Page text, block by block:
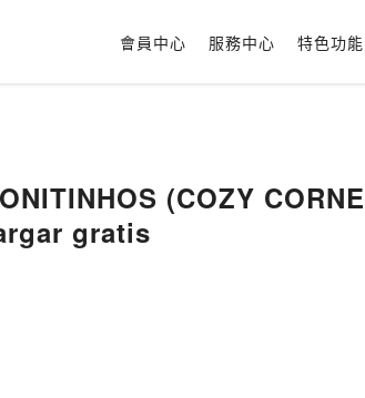
會員中心 服務中心 特色功能
(COZY
gratis